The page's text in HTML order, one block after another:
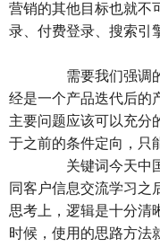
营销的其他目标也就不
录、付费登录、搜索引
需要我们强调的
经是一个产品迭代后的
主要问题应该可以充分
于之前的条件定向，只
关键词今天中国
同客户信息交流学习之
思考上，逻辑是十分清
时候，使用的思路方法